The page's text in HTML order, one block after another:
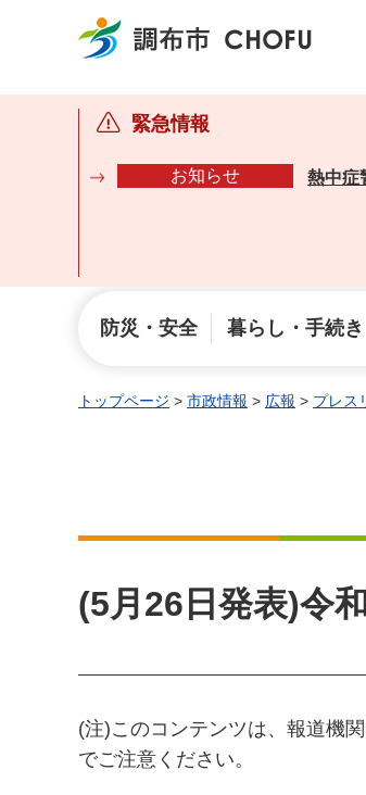
調布市
緊急情報
お知らせ 熱中症
防災・安全 暮らし・手続き
トップページ > 市政情報 > 広報 > プレス
(5月26日発表)令
(注)このコンテンツは、報道機
でご注意ください。